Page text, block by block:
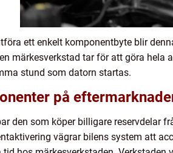
ett enkelt komponentbyte blir
märkesverkstad tar för att göra
stund som datorn startas.
på
den som köper billigare reservdelar
vägrar bilens system att